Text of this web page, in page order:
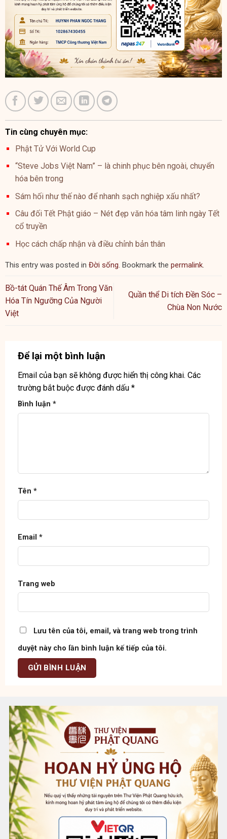
Tin cùng chuyên mục:
Phật Tử Với World Cup
“Steve Jobs Việt Nam” – là chinh phục bên ngoài, chuyển
hóa bên trong
Sám hối như thế nào để nhanh sạch nghiệp xấu nhất?
Câu đối Tết Phật giáo – Nét đẹp văn hóa tâm linh ngày Tết
cổ truyền
Học cách chấp nhận và điều chỉnh bản thân
This entry was posted in Đời sống. Bookmark the permalink.
Bồ-tát Quán Thế Âm Trong Văn
Hóa Tín Ngưỡng Của Người
Việt
Quần thể Di tích Đền Sóc –
Chùa Non Nước
Để lại một bình luận
Email của bạn sẽ không được hiển thị công khai. Các
trường bắt buộc được đánh dấu *
Bình luận *
Tên *
Email *
Trang web
Lưu tên của tôi, email, và trang web trong trình
duyệt này cho lần bình luận kế tiếp của tôi.